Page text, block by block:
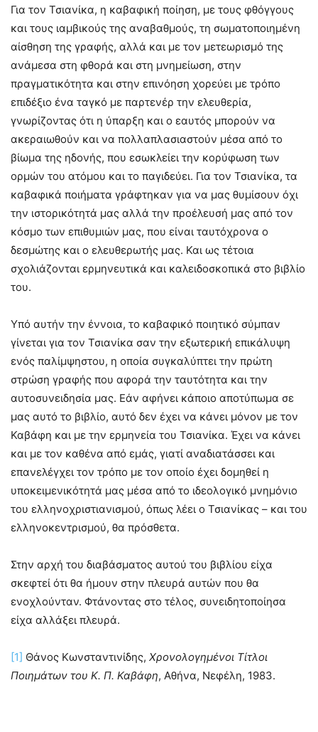
Για τον Τσιανίκα, η καβαφική ποίηση, με τους φθόγγους
και τους ιαμβικούς της αναβαθμούς, τη σωματοποιημένη
αίσθηση της γραφής, αλλά και με τον μετεωρισμό της
ανάμεσα στη φθορά και στη μνημείωση, στην
πραγματικότητα και στην επινόηση χορεύει με τρόπο
επιδέξιο ένα ταγκό με παρτενέρ την ελευθερία,
γνωρίζοντας ότι η ύπαρξη και ο εαυτός μπορούν να
ακεραιωθούν και να πολλαπλασιαστούν μέσα από το
βίωμα της ηδονής, που εσωκλείει την κορύφωση των
ορμών του ατόμου και το παγιδεύει. Για τον Τσιανίκα, τα
καβαφικά ποιήματα γράφτηκαν για να μας θυμίσουν όχι
την ιστορικότητά μας αλλά την προέλευσή μας από τον
κόσμο των επιθυμιών μας, που είναι ταυτόχρονα ο
δεσμώτης και ο ελευθερωτής μας. Και ως τέτοια
σχολιάζονται ερμηνευτικά και καλειδοσκοπικά στο βιβλίο
του.
Υπό αυτήν την έννοια, το καβαφικό ποιητικό σύμπαν
γίνεται για τον Τσιανίκα σαν την εξωτερική επικάλυψη
ενός παλίμψηστου, η οποία συγκαλύπτει την πρώτη
στρώση γραφής που αφορά την ταυτότητα και την
αυτοσυνειδησία μας. Εάν αφήνει κάποιο αποτύπωμα σε
μας αυτό το βιβλίο, αυτό δεν έχει να κάνει μόνον με τον
Καβάφη και με την ερμηνεία του Τσιανίκα. Έχει να κάνει
και με τον καθένα από εμάς, γιατί αναδιατάσσει και
επανελέγχει τον τρόπο με τον οποίο έχει δομηθεί η
υποκειμενικότητά μας μέσα από το ιδεολογικό μνημόνιο
του ελληνοχριστιανισμού, όπως λέει ο Τσιανίκας – και του
ελληνοκεντρισμού, θα πρόσθετα.
Στην αρχή του διαβάσματος αυτού του βιβλίου είχα
σκεφτεί ότι θα ήμουν στην πλευρά αυτών που θα
ενοχλούνταν. Φτάνοντας στο τέλος, συνειδητοποίησα
είχα αλλάξει πλευρά.
[1] Θάνος Κωνσταντινίδης, Χρονολογημένοι Τίτλοι
Ποιημάτων του Κ. Π. Καβάφη, Αθήνα, Νεφέλη, 1983.